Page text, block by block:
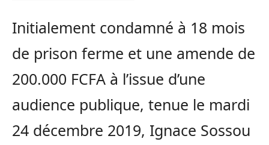
Initialement condamné à 18 mois
de prison ferme et une amende de
200.000 FCFA à l’issue d’une
audience publique, tenue le mardi
24 décembre 2019, Ignace Sossou